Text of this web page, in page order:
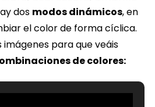
dos modos dinámicos, en
el color de forma cíclica.
imágenes para que veáis
de colores: